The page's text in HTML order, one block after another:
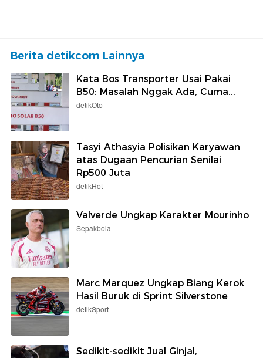
Berita detikcom Lainnya
Kata Bos Transporter Usai Pakai
B50: Masalah Nggak Ada, Cuma...
detikOto
Tasyi Athasyia Polisikan Karyawan
atas Dugaan Pencurian Senilai
Rp500 Juta
detikHot
Valverde Ungkap Karakter Mourinho
Sepakbola
Marc Marquez Ungkap Biang Kerok
Hasil Buruk di Sprint Silverstone
detikSport
Sedikit-sedikit Jual Ginjal,